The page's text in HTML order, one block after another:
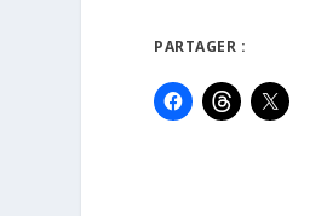
PARTAGER :